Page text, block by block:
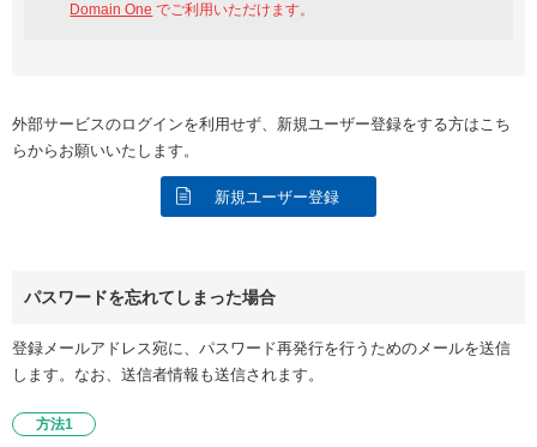
Domain One でご利用いただけます。
外部サービスのログインを利用せず、新規ユーザー登録をする方はこち
らからお願いいたします。
新規ユーザー登録
パスワードを忘れてしまった場合
登録メールアドレス宛に、パスワード再発行を行うためのメールを送信
します。なお、送信者情報も送信されます。
方法1